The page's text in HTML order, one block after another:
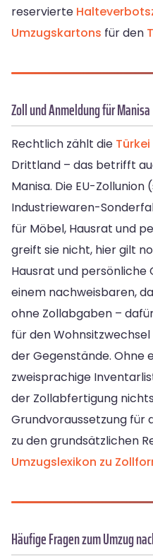
reservierte
Umzugskartons für den
Zoll und Anmeldung für Manisa
Rechtlich zählt die Türkei
Drittland – das betrifft
Manisa. Die EU-Zollunion
Industriewaren-
für Möbel, Hausrat und
greift sie nicht, hier gilt
Hausrat und
einem nachweisbaren,
ohne Zollabgaben –
für den
der Gegenstände. Ohne
zweisprachige
der Zollabfertigung
Grundvoraussetzung für
zu den grundsätzlichen
Umzugslexikon zu
Häufige Fragen zum Umzug